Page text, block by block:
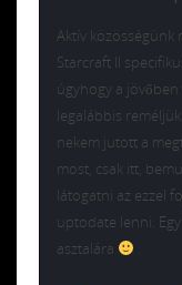
Aktív közösségünk
Starcraft II
úgyhogy a
legalábbis
nekem jutott a
most, csak itt,
látogatni az ezzel
uptodate lenni.
asztalára
.